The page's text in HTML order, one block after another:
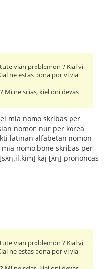
vian problemon ? Kial vi
ne estas bona por vi via
Mi ne scias, kiel oni devas
mia nomo skribas per
nomon nur per korea
latinan alfabetan nomon
nomo bone skribas per
kaj [ʌŋ] prononcas
vian problemon ? Kial vi
ne estas bona por vi via